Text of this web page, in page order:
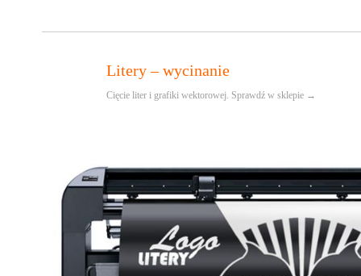
Litery – wycinanie
Cięcie liter i grafiki wektorowej. Sprawdź w sklepie →